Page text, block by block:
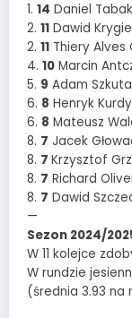
1. 14 Daniel
2. 11 Dawid
2. 11 Thiery Alves
4. 10 Marcin
5. 9 Adam
6. 8 Henryk
6. 8 Mateusz
8. 7 Jacek
8. 7 Krzysztof
8. 7 Richard
8. 7 Dawid
—
Sezon 2024/
W 11 kolejce
W rundzie
(średnia 3.93 na